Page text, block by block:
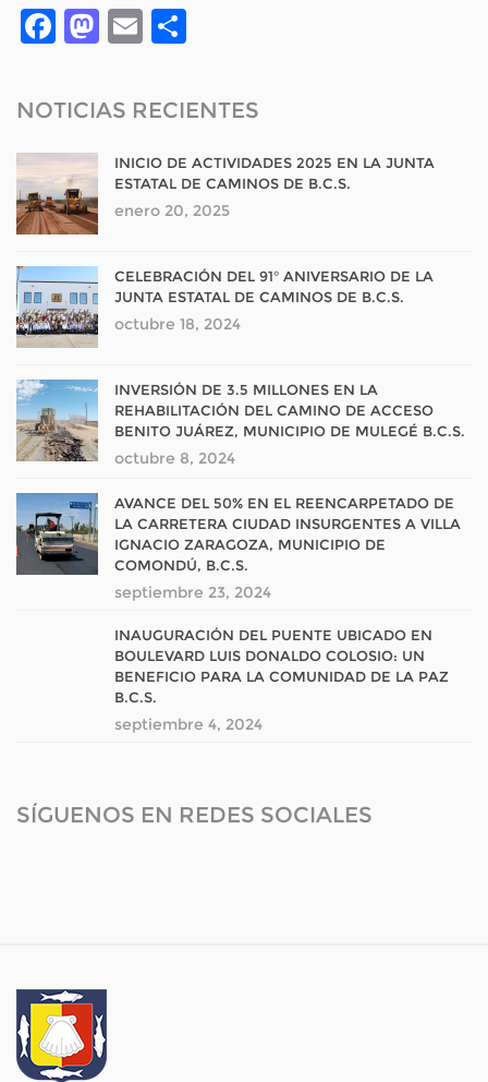
Facebook
Mastodon
Email
NOTICIAS RECIENTES
INICIO DE ACTIVIDADES 2025 EN LA JUNTA
ESTATAL DE CAMINOS DE B.C.S.
enero 20, 2025
CELEBRACIÓN DEL 91° ANIVERSARIO DE LA
JUNTA ESTATAL DE CAMINOS DE B.C.S.
octubre 18, 2024
INVERSIÓN DE 3.5 MILLONES EN LA
REHABILITACIÓN DEL CAMINO DE ACCESO
BENITO JUÁREZ, MUNICIPIO DE MULEGÉ B.C.S.
octubre 8, 2024
AVANCE DEL 50% EN EL REENCARPETADO DE
LA CARRETERA CIUDAD INSURGENTES A VILLA
IGNACIO ZARAGOZA, MUNICIPIO DE
COMONDÚ, B.C.S.
septiembre 23, 2024
INAUGURACIÓN DEL PUENTE UBICADO EN
BOULEVARD LUIS DONALDO COLOSIO: UN
BENEFICIO PARA LA COMUNIDAD DE LA PAZ
B.C.S.
septiembre 4, 2024
SÍGUENOS EN REDES SOCIALES